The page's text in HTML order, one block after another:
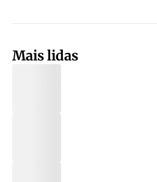
Mais lidas